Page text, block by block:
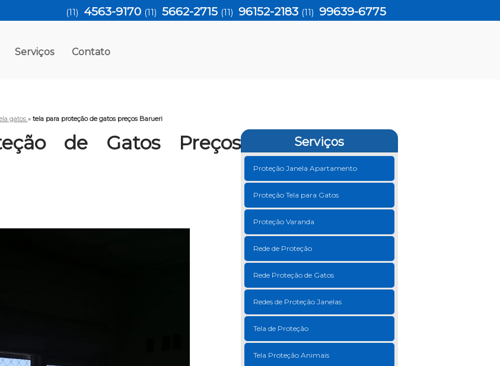
Serviços Contato
(11) 4563-9170 (11) 5662-2715 (11) 96152-2183 (11) 99639-6775
gatos » tela para proteção de gatos preços Barueri
Serviços
Proteção Janela Apartamento
Proteção Tela para Gatos
Proteção Varanda
Rede de Proteção
Rede Proteção de Gatos
Redes de Proteção Janelas
Tela de Proteção
Tela Proteção Animais
de Gatos Preços